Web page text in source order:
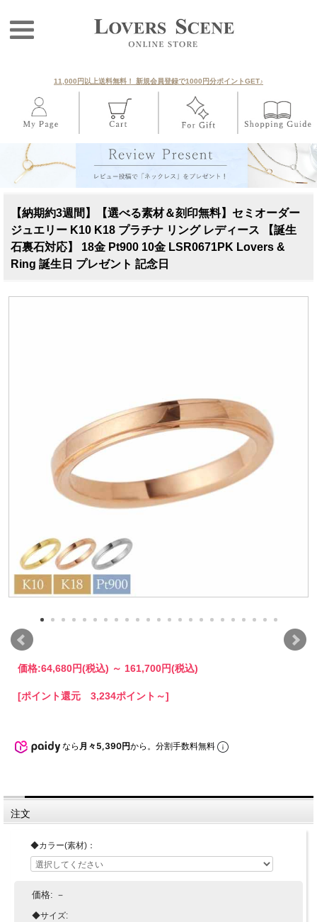
11,000円以上送料無料！ 新規会員登録で1000円分ポイントGET♪
【納期約3週間】【選べる素材＆刻印無料】セミオーダー
ジュエリー K10 K18 プラチナ リング レディース 【誕生
石裏石対応】 18金 Pt900 10金 LSR0671PK Lovers &
Ring 誕生日 プレゼント 記念日
価格:64,680円(税込) ～ 161,700円(税込)
[ポイント還元 3,234ポイント～]
なら 月々5,390円から。分割手数料無料
注文
◆カラー(素材)：
価格: －
◆サイズ: